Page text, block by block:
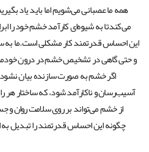
همه ما عصبانی می‌شویم اما باید یاد
می‌کندتا به شیوه‌ای کارآمد خشم خود را
این احساس قدرتمند کار مشکلی است.ما به
و حتی گاهی در تشخیص خشم در درون
اگر خشم به صورت سازنده بیان
آسیب‌رسان و ناکارآمد شود، که ساختار هر
از خشم می‌تواند بر روی سلامت روان و
چگونه این احساس قدرتمند را تبدیل به